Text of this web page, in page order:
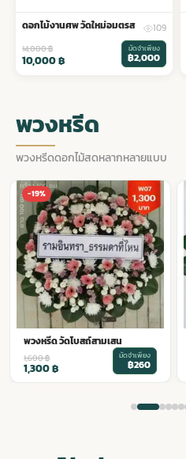
ดอกไม้งานศพ วัดใหม่อมตรส 109
14,000฿
10,000฿
มัดจำเพียง
฿2,000
พวงหรีด
พวงหรีดดอกไม้สดหลากหลายแบบ
-19%
พวงหรีด วัดสวัสดิ์วารีสีมาราม
1,600฿
1,300฿
มัดจำเพียง
฿260